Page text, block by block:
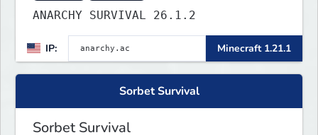
ANARCHY SURVIVAL 26.1.2
IP: Minecraft 1.21.1
Sorbet Survival
Sorbet Survival